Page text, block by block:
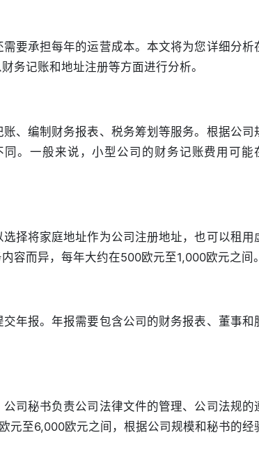
要承担每年的运营成本。本文将为您详细分析
务记账和地址注册等方面进行分析。
、编制财务报表、税务筹划等服务。根据公司
。一般来说，小型公司的财务记账费用可能
择将家庭地址作为公司注册地址，也可以租用
容而异，每年大约在500欧元至1,000欧元之间。
年报。年报需要包含公司的财务报表、董事和
司秘书负责公司法律文件的管理、公司法规的
元至6,000欧元之间，根据公司规模和秘书的经